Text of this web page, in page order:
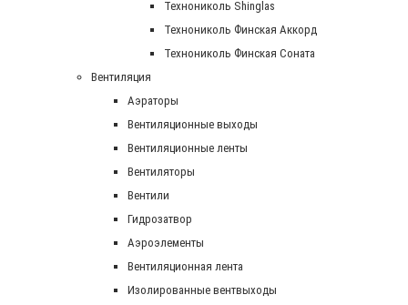
Технониколь Shinglas
Технониколь Финская Аккорд
Технониколь Финская Соната
Вентиляция
Аэраторы
Вентиляционные выходы
Вентиляционные ленты
Вентиляторы
Вентили
Гидрозатвор
Аэроэлементы
Вентиляционная лента
Изолированные вентвыходы